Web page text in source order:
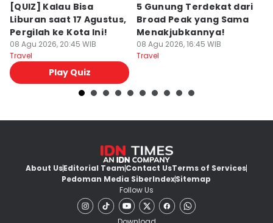
[QUIZ] Kalau Bisa
Liburan saat 17 Agustus,
Pergilah ke Kota Ini!
08 Agu 2026, 20:45 WIB
Travel
Play Quiz
5 Gunung Terdekat dari
Broad Peak yang Sama
Menakjubkannya!
08 Agu 2026, 16:45 WIB
Travel
About UsEditorial TeamContact UsTerms of Services
Pedoman Media SiberIndexSitemap
Follow Us